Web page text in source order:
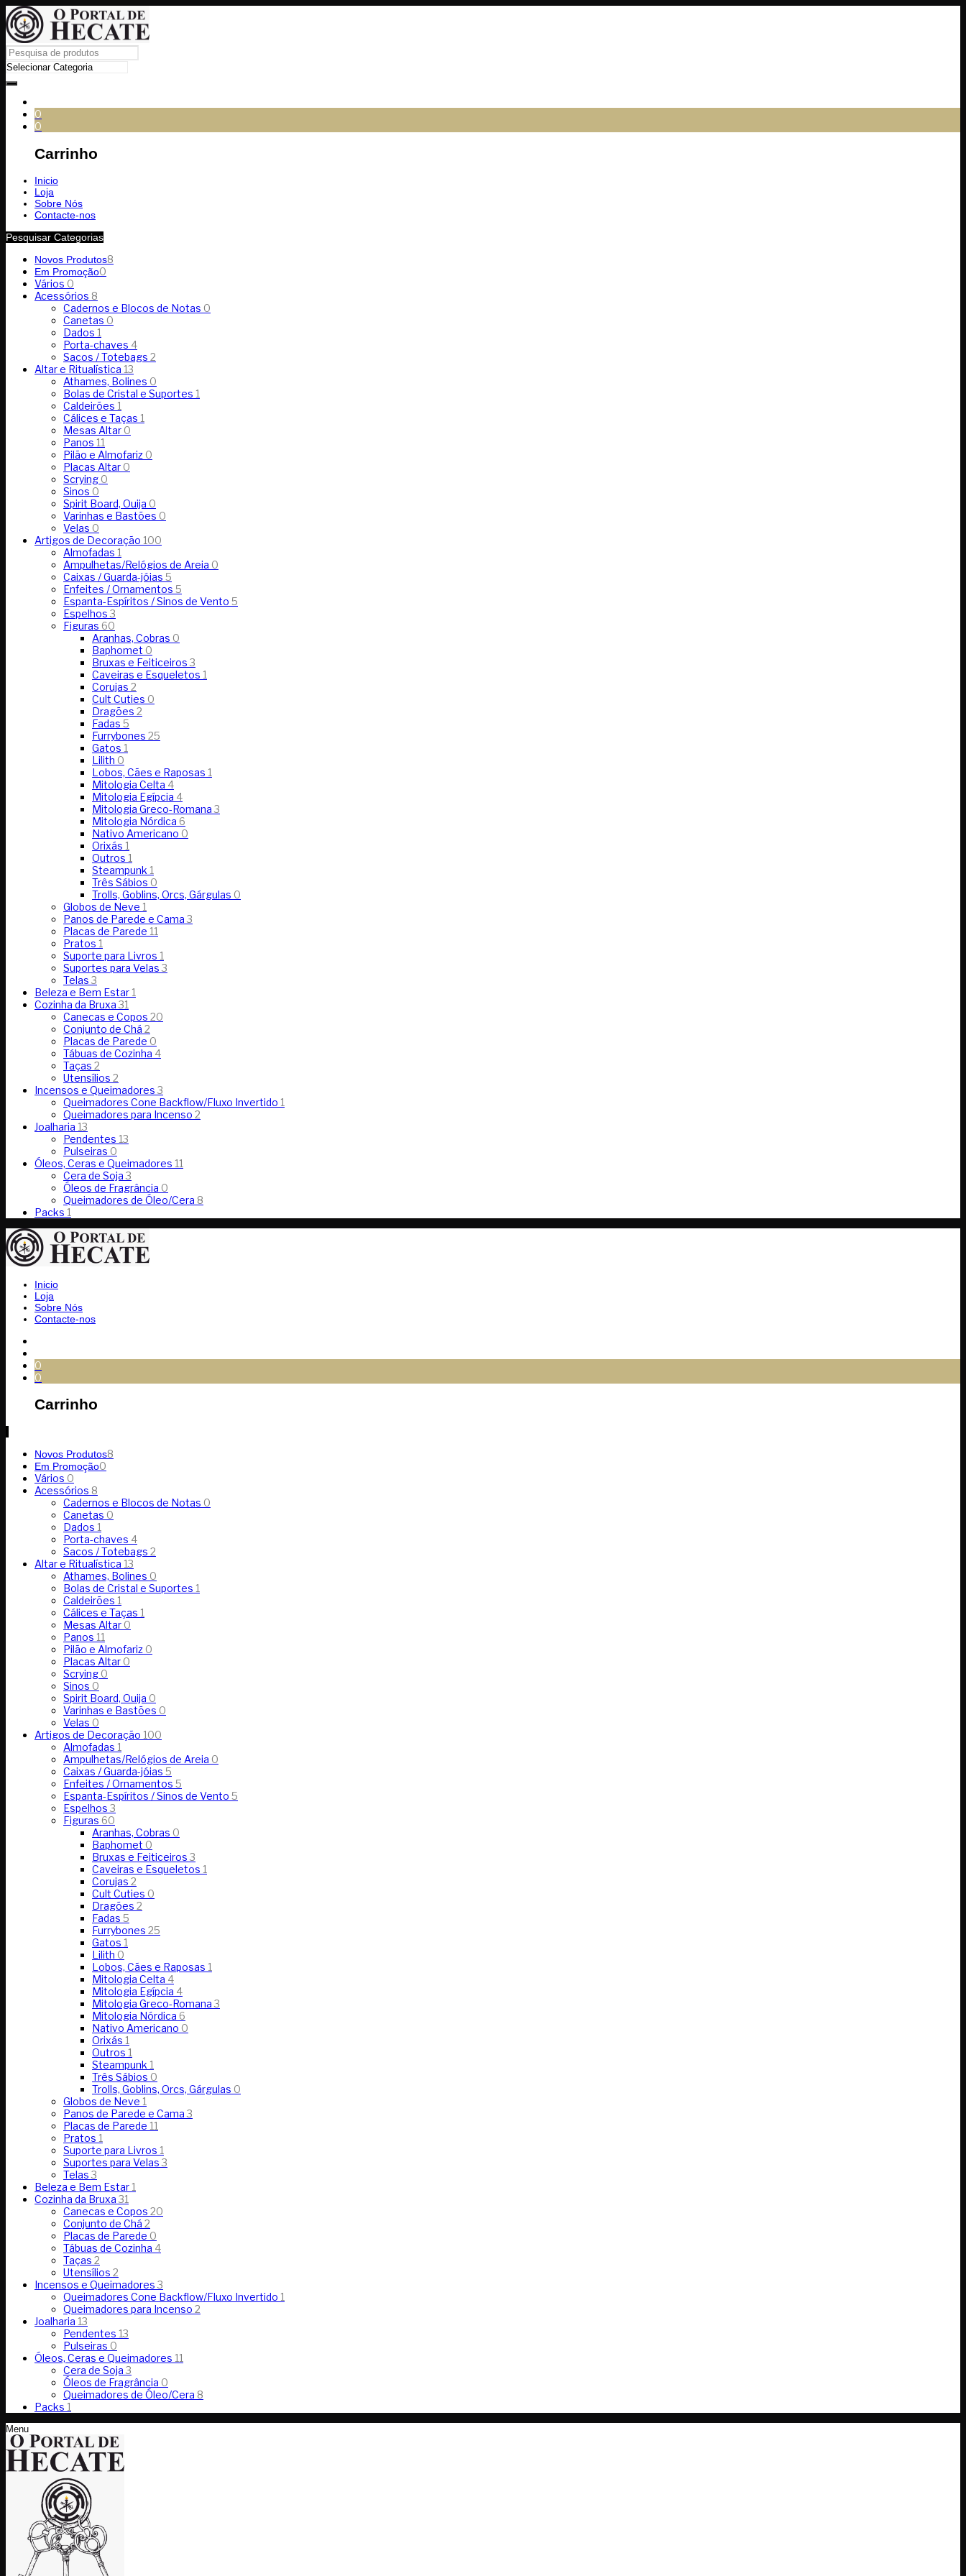
0
0
Carrinho
Inicio
Loja
Sobre Nós
Contacte-nos
Pesquisar Categorias
Novos Produtos8
Em Promoção0
Vários 0
Acessórios 8
Cadernos e Blocos de Notas 0
Canetas 0
Dados 1
Porta-chaves 4
Sacos / Totebags 2
Altar e Ritualística 13
Athames, Bolines 0
Bolas de Cristal e Suportes 1
Caldeirões 1
Cálices e Taças 1
Mesas Altar 0
Panos 11
Pilão e Almofariz 0
Placas Altar 0
Scrying 0
Sinos 0
Spirit Board, Ouija 0
Varinhas e Bastões 0
Velas 0
Artigos de Decoração 100
Almofadas 1
Ampulhetas/Relógios de Areia 0
Caixas / Guarda-jóias 5
Enfeites / Ornamentos 5
Espanta-Espíritos / Sinos de Vento 5
Espelhos3
Figuras 60
Aranhas, Cobras 0
Baphomet 0
Bruxas e Feiticeiros3
Caveiras e Esqueletos 1
Corujas 2
Cult Cuties 0
Dragões 2
Fadas 5
Furrybones 25
Gatos 1
Lilith 0
Lobos, Cães e Raposas 1
Mitologia Celta 4
Mitologia Egípcia 4
Mitologia Greco-Romana3
Mitologia Nórdica 6
Nativo Americano 0
Orixás 1
Outros 1
Steampunk 1
Três Sábios 0
Trolls, Goblins, Orcs, Gárgulas 0
Globos de Neve 1
Panos de Parede e Cama3
Placas de Parede 11
Pratos 1
Suporte para Livros 1
Suportes para Velas3
Telas3
Beleza e Bem Estar 1
Cozinha da Bruxa31
Canecas e Copos 20
Conjunto de Chá 2
Placas de Parede 0
Tábuas de Cozinha 4
Taças 2
Utensílios 2
Incensos e Queimadores3
Queimadores Cone Backflow/Fluxo Invertido 1
Queimadores para Incenso 2
Joalharia 13
Pendentes 13
Pulseiras 0
Óleos, Ceras e Queimadores 11
Cera de Soja3
Óleos de Fragrância 0
Queimadores de Óleo/Cera 8
Packs 1
Inicio
Loja
Sobre Nós
Contacte-nos
0
0
Carrinho
Novos Produtos8
Em Promoção0
Vários 0
Acessórios 8
Cadernos e Blocos de Notas 0
Canetas 0
Dados 1
Porta-chaves 4
Sacos / Totebags 2
Altar e Ritualística 13
Athames, Bolines 0
Bolas de Cristal e Suportes 1
Caldeirões 1
Cálices e Taças 1
Mesas Altar 0
Panos 11
Pilão e Almofariz 0
Placas Altar 0
Scrying 0
Sinos 0
Spirit Board, Ouija 0
Varinhas e Bastões 0
Velas 0
Artigos de Decoração 100
Almofadas 1
Ampulhetas/Relógios de Areia 0
Caixas / Guarda-jóias 5
Enfeites / Ornamentos 5
Espanta-Espíritos / Sinos de Vento 5
Espelhos3
Figuras 60
Aranhas, Cobras 0
Baphomet 0
Bruxas e Feiticeiros3
Caveiras e Esqueletos 1
Corujas 2
Cult Cuties 0
Dragões 2
Fadas 5
Furrybones 25
Gatos 1
Lilith 0
Lobos, Cães e Raposas 1
Mitologia Celta 4
Mitologia Egípcia 4
Mitologia Greco-Romana3
Mitologia Nórdica 6
Nativo Americano 0
Orixás 1
Outros 1
Steampunk 1
Três Sábios 0
Trolls, Goblins, Orcs, Gárgulas 0
Globos de Neve 1
Panos de Parede e Cama3
Placas de Parede 11
Pratos 1
Suporte para Livros 1
Suportes para Velas3
Telas3
Beleza e Bem Estar 1
Cozinha da Bruxa31
Canecas e Copos 20
Conjunto de Chá 2
Placas de Parede 0
Tábuas de Cozinha 4
Taças 2
Utensílios 2
Incensos e Queimadores3
Queimadores Cone Backflow/Fluxo Invertido 1
Queimadores para Incenso 2
Joalharia 13
Pendentes 13
Pulseiras 0
Óleos, Ceras e Queimadores 11
Cera de Soja3
Óleos de Fragrância 0
Queimadores de Óleo/Cera 8
Packs 1
Menu